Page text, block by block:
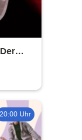
20:00 Uhr